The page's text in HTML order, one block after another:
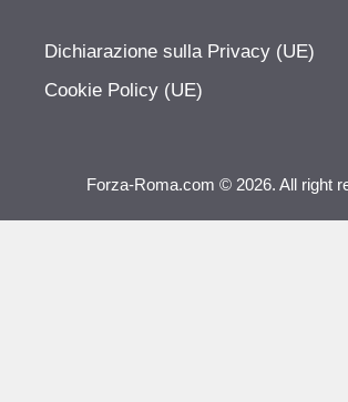
Dichiarazione sulla Privacy (UE)
Cookie Policy (UE)
Forza-Roma.com © 2026. All right